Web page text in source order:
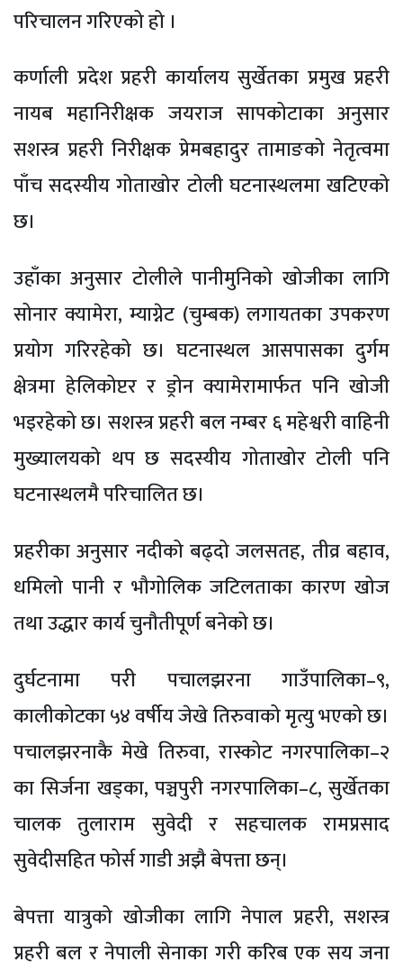
परिचालन गरिएको हो ।
कर्णाली प्रदेश प्रहरी कार्यालय सुर्खेतका प्रमुख प्रहरी
नायब महानिरीक्षक जयराज सापकोटाका अनुसार
सशस्त्र प्रहरी निरीक्षक प्रेमबहादुर तामाङको नेतृत्वमा
पाँच सदस्यीय गोताखोर टोली घटनास्थलमा खटिएको
छ।
उहाँका अनुसार टोलीले पानीमुनिको खोजीका लागि
सोनार क्यामेरा, म्याग्नेट (चुम्बक) लगायतका उपकरण
प्रयोग गरिरहेको छ। घटनास्थल आसपासका दुर्गम
क्षेत्रमा हेलिकोप्टर र ड्रोन क्यामेरामार्फत पनि खोजी
भइरहेको छ। सशस्त्र प्रहरी बल नम्बर ६ महेश्वरी वाहिनी
मुख्यालयको थप छ सदस्यीय गोताखोर टोली पनि
घटनास्थलमै परिचालित छ।
प्रहरीका अनुसार नदीको बढ्दो जलसतह, तीव्र बहाव,
धमिलो पानी र भौगोलिक जटिलताका कारण खोज
तथा उद्धार कार्य चुनौतीपूर्ण बनेको छ।
दुर्घटनामा परी पचालझरना गाउँपालिका–९,
कालीकोटका ५४ वर्षीय जेखे तिरुवाको मृत्यु भएको छ।
पचालझरनाकै मेखे तिरुवा, रास्कोट नगरपालिका–२
का सिर्जना खड्का, पञ्चपुरी नगरपालिका–८, सुर्खेतका
चालक तुलाराम सुवेदी र सहचालक रामप्रसाद
सुवेदीसहित फोर्स गाडी अझै बेपत्ता छन्।
बेपत्ता यात्रुको खोजीका लागि नेपाल प्रहरी, सशस्त्र
प्रहरी बल र नेपाली सेनाका गरी करिब एक सय जना